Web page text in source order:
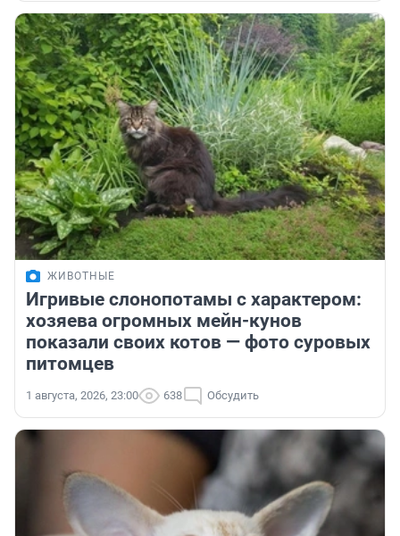
ЖИВОТНЫЕ
Игривые слонопотамы с характером:
хозяева огромных мейн-кунов
показали своих котов — фото суровых
питомцев
1 августа, 2026, 23:00 638 Обсудить